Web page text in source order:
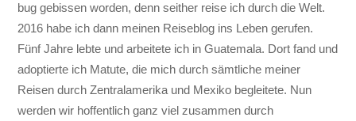
bug gebissen worden, denn seither reise ich durch die Welt.
2016 habe ich dann meinen Reiseblog ins Leben gerufen.
Fünf Jahre lebte und arbeitete ich in Guatemala. Dort fand und
adoptierte ich Matute, die mich durch sämtliche meiner
Reisen durch Zentralamerika und Mexiko begleitete. Nun
werden wir hoffentlich ganz viel zusammen durch